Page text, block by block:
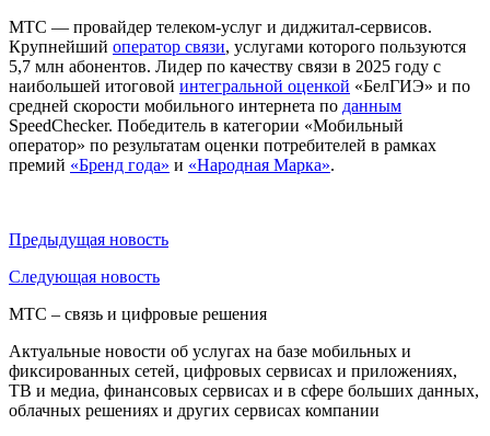
МТС — провайдер телеком-услуг и диджитал-сервисов.
Крупнейший оператор связи, услугами которого пользуются
5,7 млн абонентов. Лидер по качеству связи в 2025 году с
наибольшей итоговой интегральной оценкой «БелГИЭ» и по
средней скорости мобильного интернета по данным
SpeedChecker. Победитель в категории «Мобильный
оператор» по результатам оценки потребителей в рамках
премий «Бренд года» и «Народная Марка».
Предыдущая новость
Следующая новость
МТС – связь и цифровые решения
Актуальные новости об услугах на базе мобильных и
фиксированных сетей, цифровых сервисах и приложениях,
ТВ и медиа, финансовых сервисах и в сфере больших данных,
облачных решениях и других сервисах компании